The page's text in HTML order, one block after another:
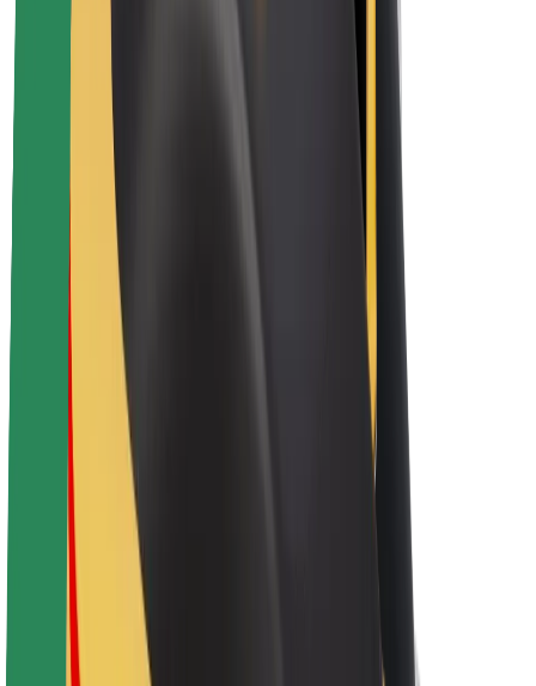
Şirkət
Vakansiyalar
Bolt haqqında
Bolt-da davamlılıq
Project Zero
Bloq
Xəbər otağı
Brend təlimatları
Missiya
İnvestorlarla əlaqələr
Rəhbərlik
Brend
Media
Urban Fondu
Təhlükəsizlik
Sərnişin təhlükəsizliyi